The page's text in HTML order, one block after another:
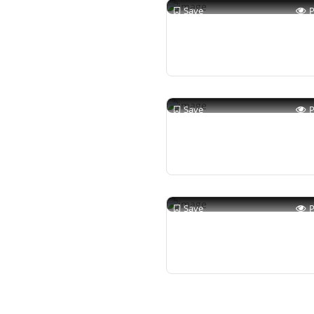
Save
Save
Save